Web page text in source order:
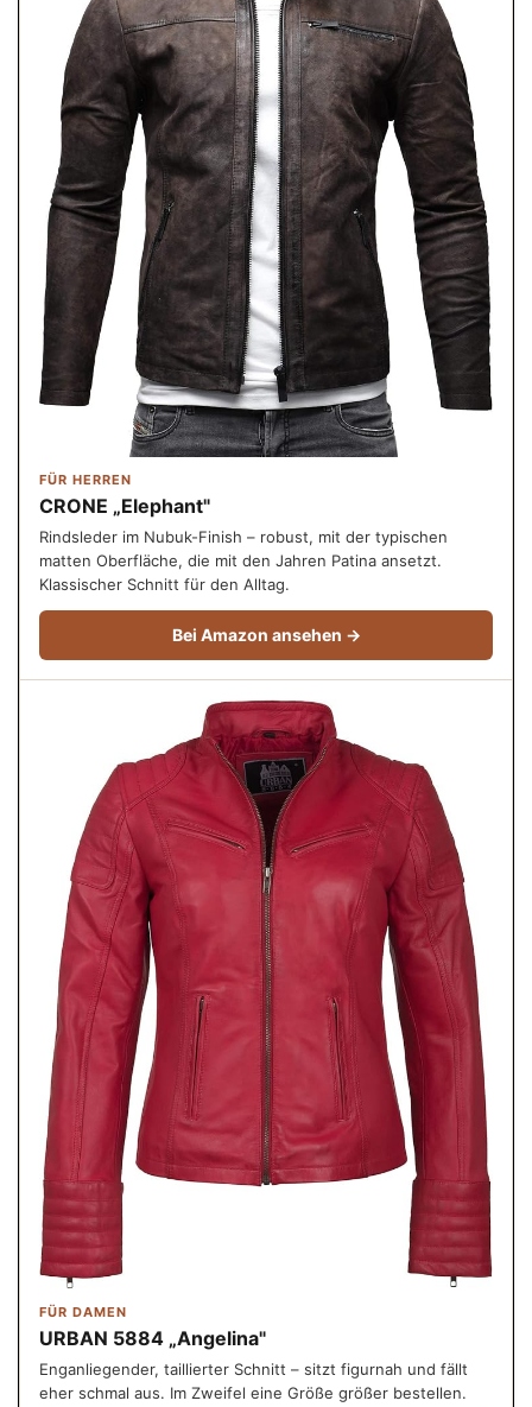
FÜR HERREN
CRONE „Elephant"
Rindsleder im Nubuk-Finish – robust, mit der typischen
matten Oberfläche, die mit den Jahren Patina ansetzt.
Klassischer Schnitt für den Alltag.
Bei Amazon ansehen →
FÜR DAMEN
URBAN 5884 „Angelina"
Enganliegender, taillierter Schnitt – sitzt figurnah und fällt
eher schmal aus. Im Zweifel eine Größe größer bestellen.